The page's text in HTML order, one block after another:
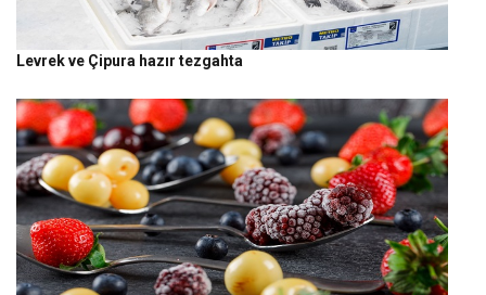
Levrek ve Çipura hazır tezgahta